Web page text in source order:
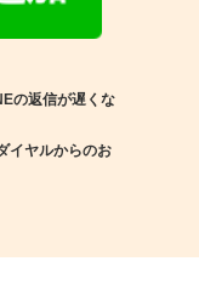
の返信が遅くな
イヤルからのお